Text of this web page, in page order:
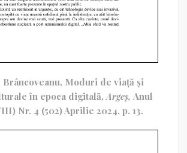
Brâncoveanu, Moduri de viață și
în epoca digitală,Argeș, Anul
Nr. 4 (502) Aprilie 2024, p. 13.